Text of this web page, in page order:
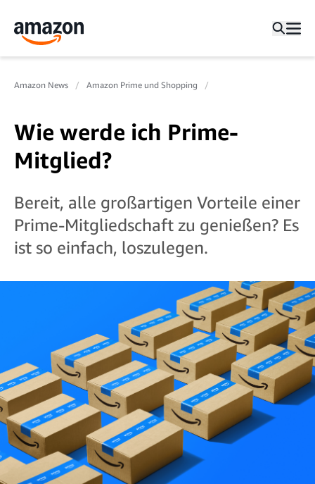
Amazon News Amazon Prime und Shopping
Wie werde ich Prime-
Mitglied?
Bereit, alle großartigen Vorteile einer
Prime-Mitgliedschaft zu genießen? Es
ist so einfach, loszulegen.